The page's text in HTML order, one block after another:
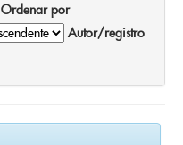
Ordenar por
Autor/registro